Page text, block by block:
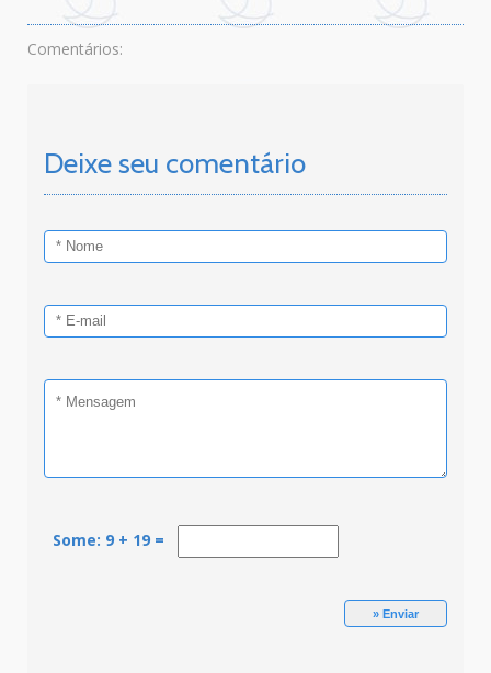
Comentários:
Deixe seu comentário
Some: 9 + 19 =